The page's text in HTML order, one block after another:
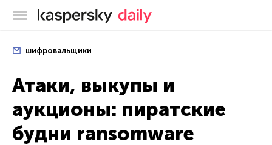
Блог Касперского
шифровальщики
Атаки, выкупы и
аукционы: пиратские
будни ransomware